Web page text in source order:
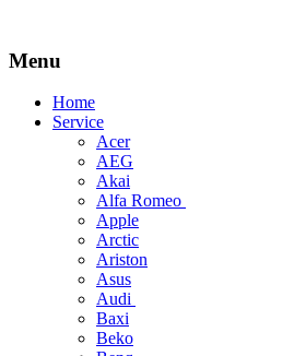
Menu
Skip
Home
Service
Acer
AEG
Akai
Alfa Romeo
Apple
Arctic
Ariston
Asus
Audi
Baxi
Beko